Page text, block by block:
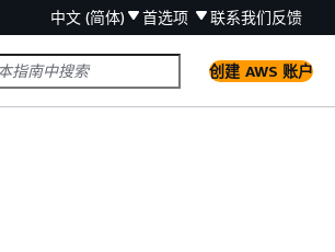
中文 (简体) 首选项 联系我们反馈
创建 AWS 账户